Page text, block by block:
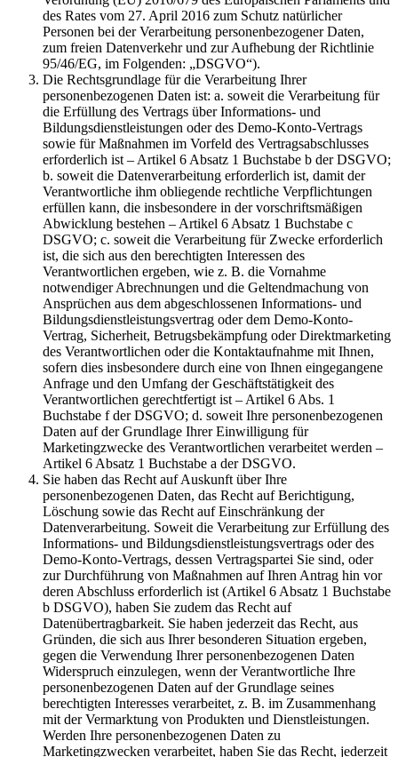
des Rates vom 27. April 2016 zum Schutz natürlicher
Personen bei der Verarbeitung personenbezogener Daten,
zum freien Datenverkehr und zur Aufhebung der Richtlinie
95/46/EG, im Folgenden: „DSGVO“).
Die Rechtsgrundlage für die Verarbeitung Ihrer
personenbezogenen Daten ist: a. soweit die Verarbeitung für
die Erfüllung des Vertrags über Informations- und
Bildungsdienstleistungen oder des Demo-Konto-Vertrags
sowie für Maßnahmen im Vorfeld des Vertragsabschlusses
erforderlich ist – Artikel 6 Absatz 1 Buchstabe b der DSGVO;
b. soweit die Datenverarbeitung erforderlich ist, damit der
Verantwortliche ihm obliegende rechtliche Verpflichtungen
erfüllen kann, die insbesondere in der vorschriftsmäßigen
Abwicklung bestehen – Artikel 6 Absatz 1 Buchstabe c
DSGVO; c. soweit die Verarbeitung für Zwecke erforderlich
ist, die sich aus den berechtigten Interessen des
Verantwortlichen ergeben, wie z. B. die Vornahme
notwendiger Abrechnungen und die Geltendmachung von
Ansprüchen aus dem abgeschlossenen Informations- und
Bildungsdienstleistungsvertrag oder dem Demo-Konto-
Vertrag, Sicherheit, Betrugsbekämpfung oder Direktmarketing
des Verantwortlichen oder die Kontaktaufnahme mit Ihnen,
sofern dies insbesondere durch eine von Ihnen eingegangene
Anfrage und den Umfang der Geschäftstätigkeit des
Verantwortlichen gerechtfertigt ist – Artikel 6 Abs. 1
Buchstabe f der DSGVO; d. soweit Ihre personenbezogenen
Daten auf der Grundlage Ihrer Einwilligung für
Marketingzwecke des Verantwortlichen verarbeitet werden –
Artikel 6 Absatz 1 Buchstabe a der DSGVO.
Sie haben das Recht auf Auskunft über Ihre
personenbezogenen Daten, das Recht auf Berichtigung,
Löschung sowie das Recht auf Einschränkung der
Datenverarbeitung. Soweit die Verarbeitung zur Erfüllung des
Informations- und Bildungsdienstleistungsvertrags oder des
Demo-Konto-Vertrags, dessen Vertragspartei Sie sind, oder
zur Durchführung von Maßnahmen auf Ihren Antrag hin vor
deren Abschluss erforderlich ist (Artikel 6 Absatz 1 Buchstabe
b DSGVO), haben Sie zudem das Recht auf
Datenübertragbarkeit. Sie haben jederzeit das Recht, aus
Gründen, die sich aus Ihrer besonderen Situation ergeben,
gegen die Verwendung Ihrer personenbezogenen Daten
Widerspruch einzulegen, wenn der Verantwortliche Ihre
personenbezogenen Daten auf der Grundlage seines
berechtigten Interesses verarbeitet, z. B. im Zusammenhang
mit der Vermarktung von Produkten und Dienstleistungen.
Werden Ihre personenbezogenen Daten zu
Marketingzwecken verarbeitet, haben Sie das Recht, jederzeit